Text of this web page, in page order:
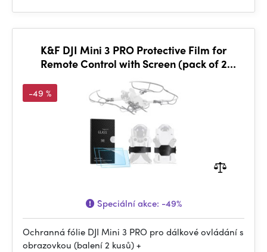
K&F DJI Mini 3 PRO Protective Film for
Remote Control with Screen (pack of 2
pieces)
-49 %
Speciální akce: -49%
Ochranná fólie DJI Mini 3 PRO pro dálkové ovládání s
obrazovkou (balení 2 kusů) +